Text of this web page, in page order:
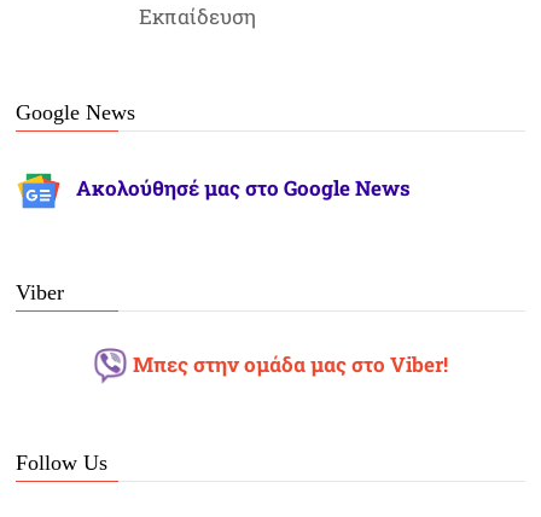
Εκπαίδευση
Google News
Ακολούθησέ μας στο Google News
Viber
Μπες στην ομάδα μας στο Viber!
Follow Us